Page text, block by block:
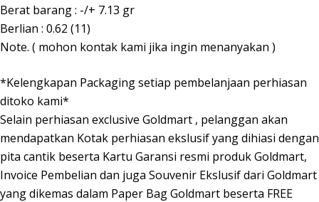
Berat barang : -/+ 7.13 gr
Berlian : 0.62 (11)
Note. ( mohon kontak kami jika ingin menanyakan )
*Kelengkapan Packaging setiap pembelanjaan perhiasan
ditoko kami*
Selain perhiasan exclusive Goldmart , pelanggan akan
mendapatkan Kotak perhiasan ekslusif yang dihiasi dengan
pita cantik beserta Kartu Garansi resmi produk Goldmart,
Invoice Pembelian dan juga Souvenir Ekslusif dari Goldmart
yang dikemas dalam Paper Bag Goldmart beserta FREE